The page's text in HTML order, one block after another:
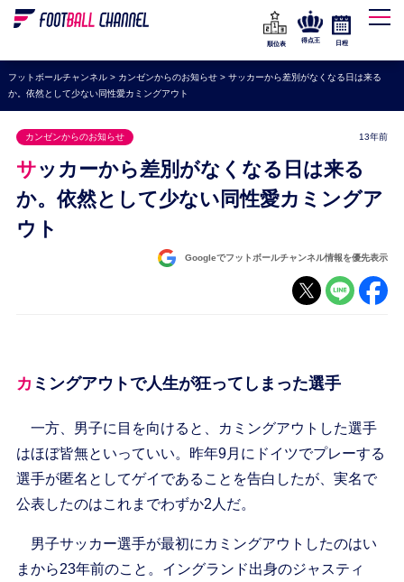
WEリーグ
海外サッカー
プレミアリーグ
ラ・リーガ
セリエA
ブンデスリーガ
ナショナルチーム
順位表
得点王 日程
フットボールチャンネル> カンゼンからのお知らせ> サッカーから差別がなくなる日は来る
か。依然として少ない同性愛カミングアウト
カンゼンからのお知らせ 13年前
サッカーから差別がなくなる日は来る
か。依然として少ない同性愛カミングア
ウト
Googleでフットボールチャンネル情報を優先表示
カミングアウトで人生が狂ってしまった選手
一方、男子に目を向けると、カミングアウトした選手
はほぼ皆無といっていい。昨年9月にドイツでプレーする
選手が匿名としてゲイであることを告白したが、実名で
公表したのはこれまでわずか2人だ。
男子サッカー選手が最初にカミングアウトしたのはい
まから23年前のこと。イングランド出身のジャスティ